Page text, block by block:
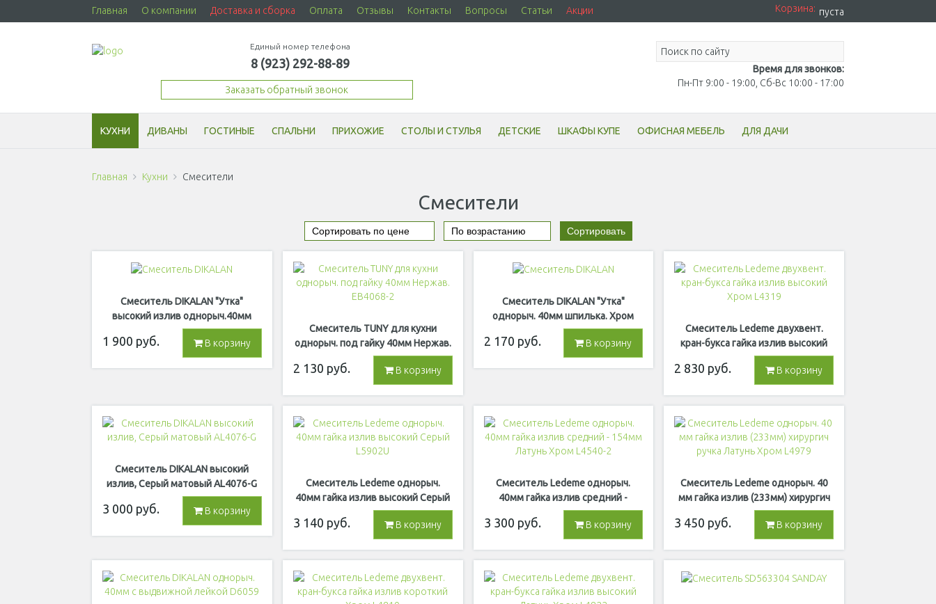
Главная О компании Доставка и сборка Оплата Отзывы Контакты Вопросы Статьи Акции Корзина: пуста
Единый номер телефона
8 (923) 292-88-89
Заказать обратный звонок
Время для звонков:
Пн-Пт 9:00 - 19:00, Сб-Вс 10:00 - 17:00
КУХНИ ДИВАНЫ ГОСТИНЫЕ СПАЛЬНИ ПРИХОЖИЕ СТОЛЫ И СТУЛЬЯ ДЕТСКИЕ ШКАФЫ КУПЕ ОФИСНАЯ МЕБЕЛЬ ДЛЯ ДАЧИ
Главная Кухни Смесители
Смесители
Смеситель DIKALAN "Утка"
высокий излив однорыч.40мм
гайка Хром D5413
1 900 руб. В корзину
Смеситель TUNY для кухни
однорыч. под гайку 40мм Нержав.
EB4068-2
2 130 руб. В корзину
Смеситель DIKALAN "Утка"
однорыч. 40мм шпилька. Хром
Без подводки D4159
2 170 руб. В корзину
Смеситель Ledeme двухвент.
кран-букса гайка излив высокий
Хром L4319
2 830 руб. В корзину
Смеситель DIKALAN высокий
излив, Серый матовый AL4076-G
3 000 руб. В корзину
Смеситель Ledeme однорыч.
40мм гайка излив высокий Серый
L5902U
3 140 руб. В корзину
Смеситель Ledeme однорыч.
40мм гайка излив средний -
154мм Латунь Хром L4540-2
3 300 руб. В корзину
Смеситель Ledeme однорыч. 40
мм гайка излив (233мм) хирургич
ручка Латунь Хром L4979
3 450 руб. В корзину